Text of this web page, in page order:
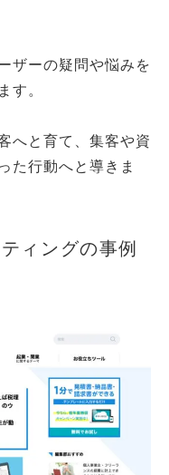
ザーの疑問や悩みを
。
と育て、集客や資
た行動へと導きま
ィングの事例